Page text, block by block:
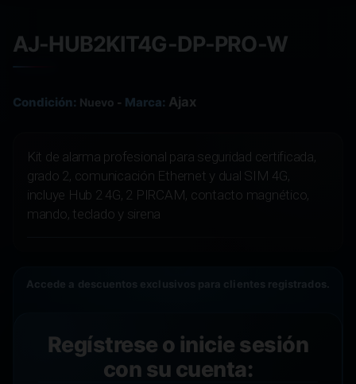
AJ-HUB2KIT4G-DP-PRO-W
Condición: Nuevo - Marca: Ajax
Kit de alarma profesional para seguridad certificada,
grado 2, comunicación Ethernet y dual SIM 4G,
incluye Hub 2 4G, 2 PIRCAM, contacto magnético,
mando, teclado y sirena
Regístrese o inicie sesión
con su cuenta: